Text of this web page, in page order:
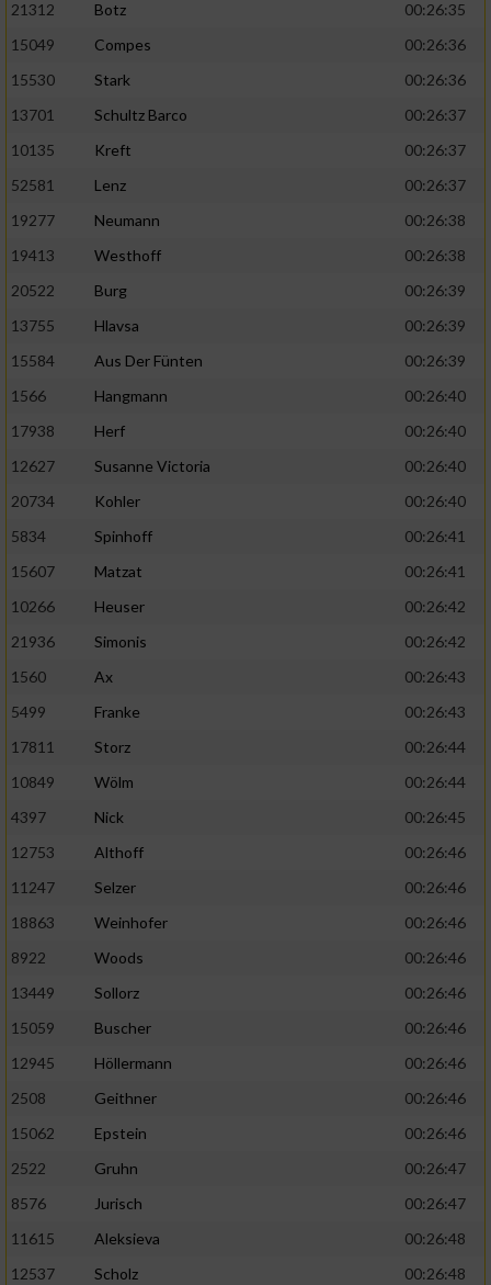
21312 Botz
00:26:35
15049
Compes
00:26:36
15530
Stark
00:26:36
13701
Schultz Barco
00:26:37
10135
Kreft
00:26:37
52581
Lenz
00:26:37
19277
Neumann
00:26:38
19413
Westhoff
00:26:38
20522
Burg
00:26:39
13755
Hlavsa
00:26:39
15584
Aus Der Fünten
00:26:39
1566
Hangmann
00:26:40
17938
Herf
00:26:40
12627
Susanne Victoria
00:26:40
20734
Kohler
00:26:40
5834
Spinhoff
00:26:41
15607
Matzat
00:26:41
10266
Heuser
00:26:42
21936
Simonis
00:26:42
1560
Ax
00:26:43
5499
Franke
00:26:43
17811
Storz
00:26:44
10849
Wölm
00:26:44
4397
Nick
00:26:45
12753
Althoff
00:26:46
11247
Selzer
00:26:46
18863
Weinhofer
00:26:46
8922
Woods
00:26:46
13449
Sollorz
00:26:46
15059
Buscher
00:26:46
12945
Höllermann
00:26:46
2508
Geithner
00:26:46
15062
Epstein
00:26:46
2522
Gruhn
00:26:47
8576
Jurisch
00:26:47
11615
Aleksieva
00:26:48
12537
Scholz
00:26:48